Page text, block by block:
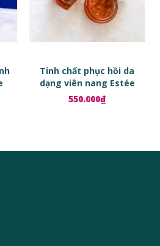
Tinh chất phục hồi da
dạng viên nang Estée
Lauder Advanced Night
Repair Ampoules
550.000₫